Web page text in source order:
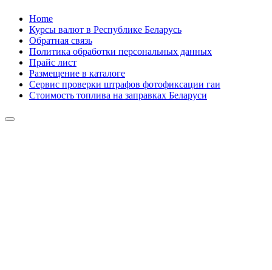
Skip
content
Home
Курсы валют в Республике Беларусь
Обратная связь
Политика обработки персональных данных
Прайс лист
Размещение в каталоге
Сервис проверки штрафов фотофиксации гаи
Стоимость топлива на заправках Беларуси